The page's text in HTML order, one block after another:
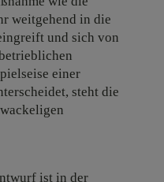
weitgehend in die
und sich von
einer
steht die
ist in der